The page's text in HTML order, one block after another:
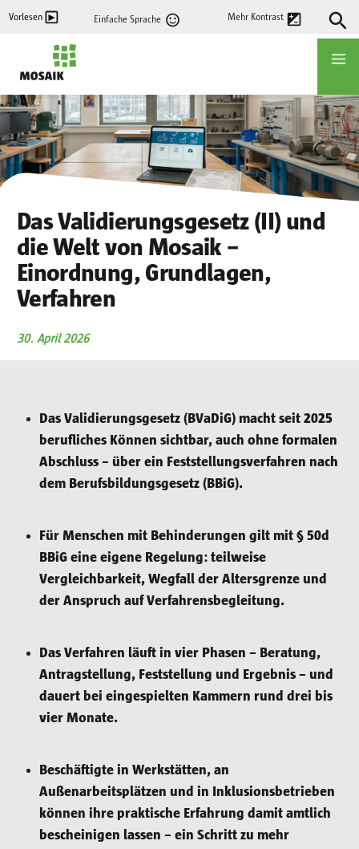
Vorlesen Einfache Sprache Mehr Kontrast
Das Validierungsgesetz (II) und
die Welt von Mosaik –
Einordnung, Grundlagen,
Verfahren
30. April 2026
Das Validierungsgesetz (BVaDiG) macht seit 2025
berufliches Können sichtbar, auch ohne formalen
Abschluss – über ein Feststellungsverfahren nach
dem Berufsbildungsgesetz (BBiG).
Für Menschen mit Behinderungen gilt mit § 50d
BBiG eine eigene Regelung: teilweise
Vergleichbarkeit, Wegfall der Altersgrenze und
der Anspruch auf Verfahrensbegleitung.
Das Verfahren läuft in vier Phasen – Beratung,
Antragstellung, Feststellung und Ergebnis – und
dauert bei eingespielten Kammern rund drei bis
vier Monate.
Beschäftigte in Werkstätten, an
Außenarbeitsplätzen und in Inklusionsbetrieben
können ihre praktische Erfahrung damit amtlich
bescheinigen lassen – ein Schritt zu mehr